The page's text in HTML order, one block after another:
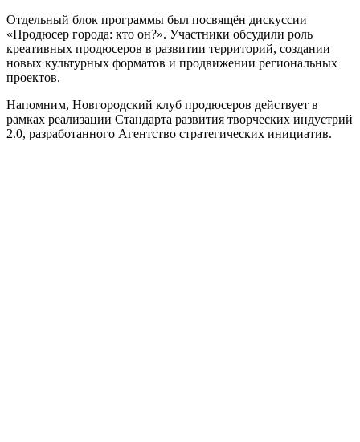
Отдельный блок программы был посвящён дискуссии
«Продюсер города: кто он?». Участники обсудили роль
креативных продюсеров в развитии территорий, создании
новых культурных форматов и продвижении региональных
проектов.
Напомним, Новгородский клуб продюсеров действует в
рамках реализации Стандарта развития творческих индустрий
2.0, разработанного Агентство стратегических инициатив.